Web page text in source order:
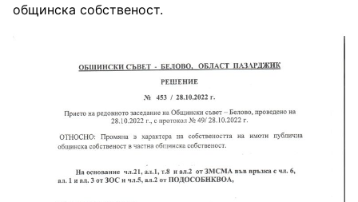
общинска собственост.